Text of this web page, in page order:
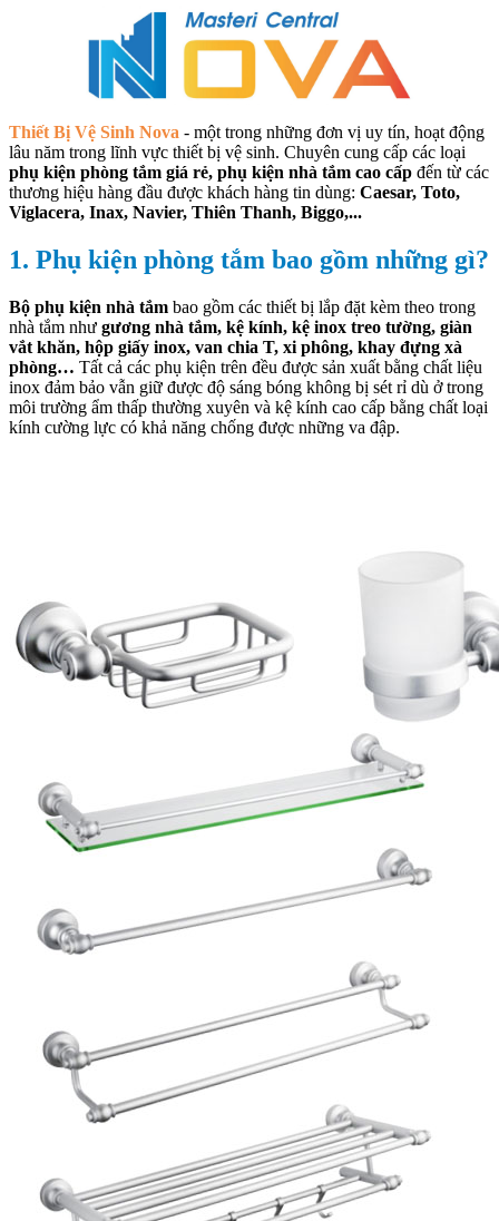
Thiết Bị Vệ Sinh Nova - một trong những đơn vị uy tín, hoạt động
lâu năm trong lĩnh vực thiết bị vệ sinh. Chuyên cung cấp các loại
phụ kiện phòng tắm giá rẻ, phụ kiện nhà tắm cao cấp đến từ các
thương hiệu hàng đầu được khách hàng tin dùng: Caesar, Toto,
Viglacera, Inax, Navier, Thiên Thanh, Biggo,...
1. Phụ kiện phòng tắm bao gồm những gì?
Bộ phụ kiện nhà tắm bao gồm các thiết bị lắp đặt kèm theo trong
nhà tắm như gương nhà tắm, kệ kính, kệ inox treo tường, giàn
vắt khăn, hộp giấy inox, van chia T, xi phông, khay đựng xà
phòng… Tất cả các phụ kiện trên đều được sản xuất bằng chất liệu
inox đảm bảo vẫn giữ được độ sáng bóng không bị sét rỉ dù ở trong
môi trường ẩm thấp thường xuyên và kệ kính cao cấp bằng chất loại
kính cường lực có khả năng chống được những va đập.